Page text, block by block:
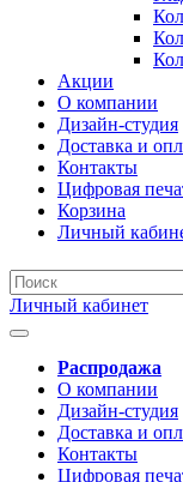
Акции
О компании
Дизайн-студия
Доставка и
Контакты
Цифровая
Корзина
Личный
Личный кабинет
Распродажа
О компании
Дизайн-студия
Доставка и
Контакты
Цифровая